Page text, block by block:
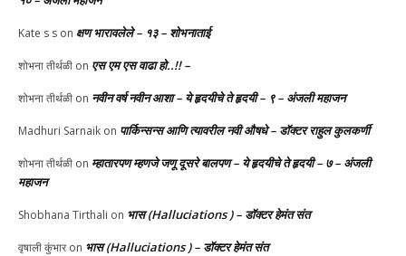
Kate s s on क्षण भारावलेले – १३ – शोभनाताई
शोभना तीर्थळी on एस एम एस वाढा हो..!! –
शोभना तीर्थळी on नवीन वर्ष नवीन आशा – ये हृदयीचे ते हृदयी – ९ – अंजली महाजन
Madhuri Sarnaik on पार्किन्सन्स आणि त्यावरील नवी औषधे – डॉक्टर राहुल कुलकर्णी
शोभना तीर्थळी on म्हातारपण म्हणजे जणू दूसरे बालपण – ये हृदयीचे ते हृदयी – ७ – अंजली
महाजन
Shobhana Tirthali on भास (Halluciations ) – डॉक्टर हेमंत संत
वृषाली कुंभारon भास (Halluciations ) – डॉक्टर हेमंत संत